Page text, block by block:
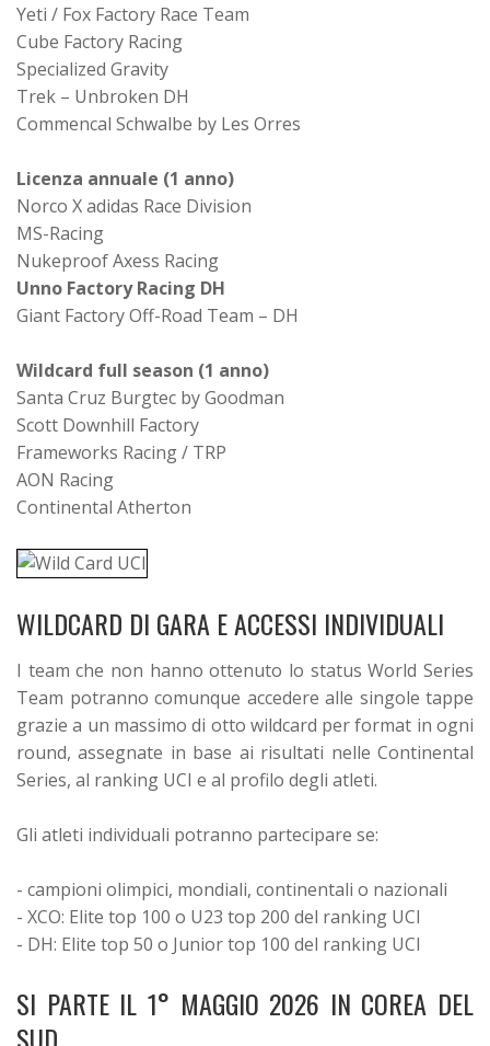
Yeti / Fox Factory Race Team
Cube Factory Racing
Specialized Gravity
Trek – Unbroken DH
Commencal Schwalbe by Les Orres
Licenza annuale (1 anno)
Norco X adidas Race Division
MS-Racing
Nukeproof Axess Racing
Unno Factory Racing DH
Giant Factory Off-Road Team – DH
Wildcard full season (1 anno)
Santa Cruz Burgtec by Goodman
Scott Downhill Factory
Frameworks Racing / TRP
AON Racing
Continental Atherton
WILDCARD DI GARA E ACCESSI INDIVIDUALI
I team che non hanno ottenuto lo status World Series
Team potranno comunque accedere alle singole tappe
grazie a un massimo di otto wildcard per format in ogni
round, assegnate in base ai risultati nelle Continental
Series, al ranking UCI e al profilo degli atleti.
Gli atleti individuali potranno partecipare se:
- campioni olimpici, mondiali, continentali o nazionali
- XCO: Elite top 100 o U23 top 200 del ranking UCI
- DH: Elite top 50 o Junior top 100 del ranking UCI
SI PARTE IL 1° MAGGIO 2026 IN COREA DEL